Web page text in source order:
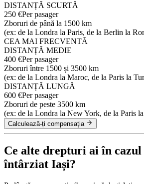
DISTANȚĂ SCURTĂ
250 €Per pasager
Zboruri de până la 1500 km
(ex: de la Londra la Paris, de la Berlin la
CEA MAI FRECVENTĂ
DISTANȚĂ MEDIE
400 €Per pasager
Zboruri între 1500 și 3500 km
(ex: de la Londra la Maroc, de la Paris la
DISTANȚĂ LUNGĂ
600 €Per pasager
Zboruri de peste 3500 km
(ex: de la Londra la New York, de la Paris
Calculează-ți compensația
Ce alte drepturi ai în
întârziat Iași?